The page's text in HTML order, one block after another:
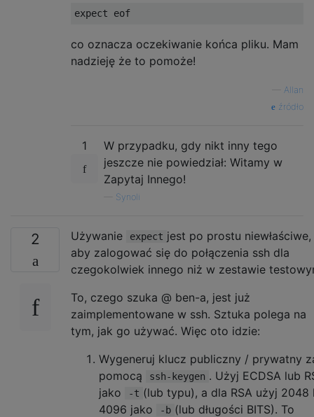
expect eof
co oznacza oczekiwanie końca pliku. Mam
nadzieję że to pomoże!
Allan
źródło
1
W przypadku, gdy nikt inny tego
jeszcze nie powiedział: Witamy w
Zapytaj Innego!
Synoli
2 Używanie expect jest po prostu niewłaściwe,
aby zalogować się do połączenia ssh dla
czegokolwiek innego niż w zestawie
To, czego szuka @ ben-a, jest już
zaimplementowane w ssh. Sztuka polega na
tym, jak go używać. Więc oto idzie:
Wygeneruj klucz publiczny / prywatny
pomocą
ssh-keygen . Użyj ECDSA lub
jako
-t (lub typu), a dla RSA użyj 2048
4096 jako
-b (lub długości BITS). To